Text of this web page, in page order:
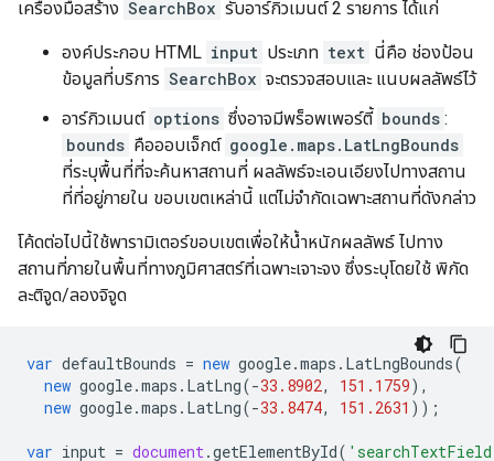
เครื่องมือสร้าง SearchBox รับอาร์กิวเมนต์ 2 รายการ ได้แก่
องค์ประกอบ HTML input ประเภท text นี่คือ ช่องป้อน
ข้อมูลที่บริการ SearchBox จะตรวจสอบและ แนบผลลัพธ์ไว้
อาร์กิวเมนต์ options ซึ่งอาจมีพร็อพเพอร์ตี้ bounds :
bounds คือออบเจ็กต์ google.maps.LatLngBounds
ที่ระบุพื้นที่ที่จะค้นหาสถานที่ ผลลัพธ์จะเอนเอียงไปทางสถาน
ที่ที่อยู่ภายใน ขอบเขตเหล่านี้ แต่ไม่จำกัดเฉพาะสถานที่ดังกล่าว
โค้ดต่อไปนี้ใช้พารามิเตอร์ขอบเขตเพื่อให้น้ำหนักผลลัพธ์ ไปทาง
สถานที่ภายในพื้นที่ทางภูมิศาสตร์ที่เฉพาะเจาะจง ซึ่งระบุโดยใช้ พิกัด
ละติจูด/ลองจิจูด
var defaultBounds = new google.maps . LatLngBounds(
new google.maps . LatLng(-33.8902, 151.1759),
new google.maps . LatLng(-33.8474, 151.2631 ));
var input = document.getElementById(